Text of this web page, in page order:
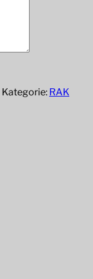
Kategorie: RAK